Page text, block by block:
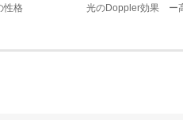
性格 光のDoppler効果 ー